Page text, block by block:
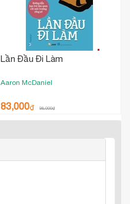
Lần Đầu Đi Làm
Aaron McDaniel
83,000₫ 98,000₫